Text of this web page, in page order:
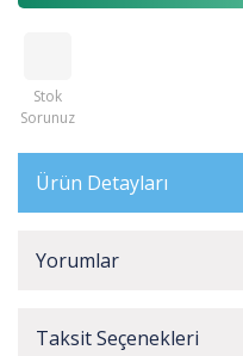
Stok
Sorunuz
Ürün Detayları
Yorumlar
Taksit Seçenekleri